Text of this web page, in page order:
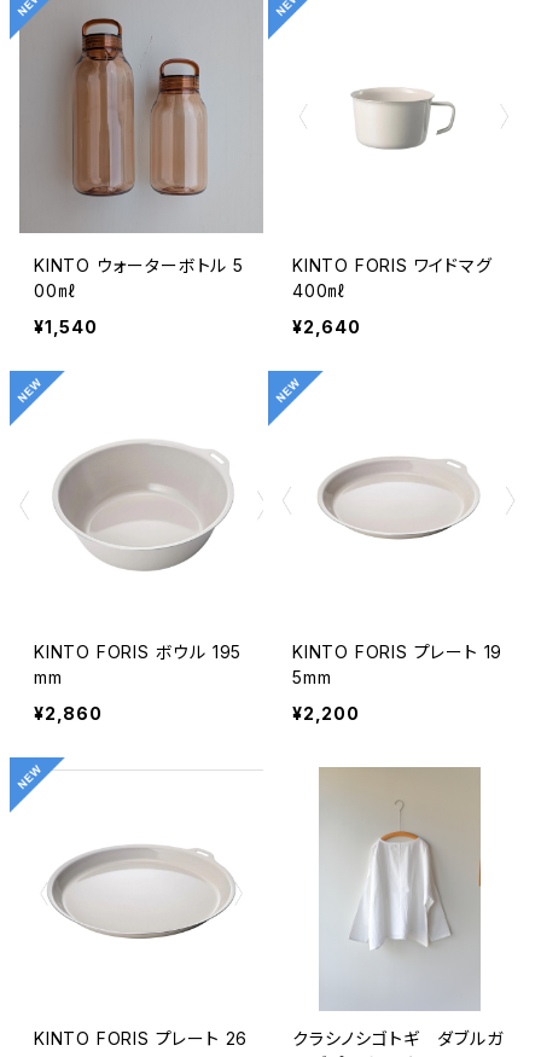
KINTO ウォーターボトル 5
00㎖
¥1,540
KINTO FORIS ワイドマグ
400㎖
¥2,640
KINTO FORIS ボウル 195
mm
¥2,860
KINTO FORIS プレート 19
5mm
¥2,200
KINTO FORIS プレート 26
クラシノシゴトギ ダブルガ